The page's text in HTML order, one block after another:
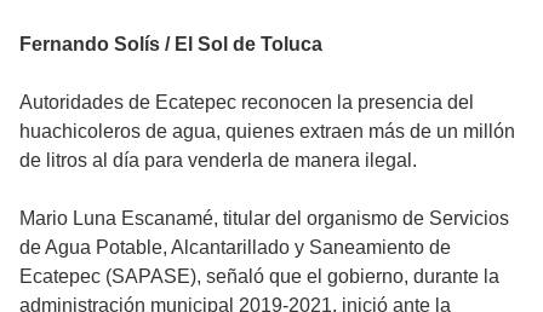
Fernando Solís / El Sol de Toluca
Autoridades de Ecatepec reconocen la presencia del
huachicoleros de agua, quienes extraen más de un millón
de litros al día para venderla de manera ilegal.
Mario Luna Escanamé, titular del organismo de Servicios
de Agua Potable, Alcantarillado y Saneamiento de
Ecatepec (SAPASE), señaló que el gobierno, durante la
administración municipal 2019-2021, inició ante la